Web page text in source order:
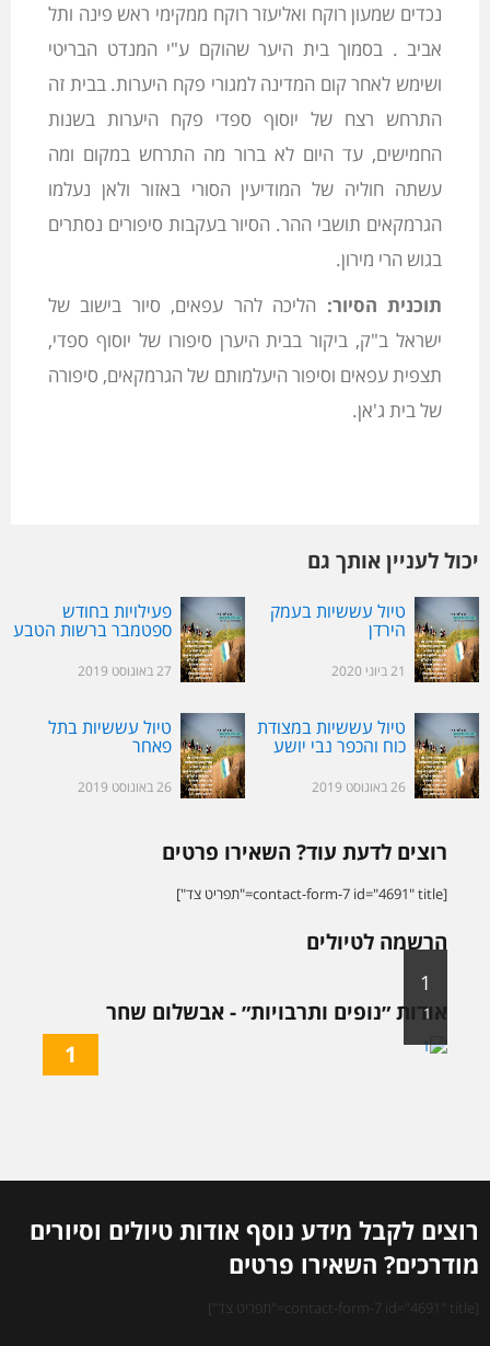
נכדים שמעון רוקח ואליעזר רוקח ממקימי ראש פינה ותל
אביב . בסמוך בית היער שהוקם ע"י המנדט הבריטי
ושימש לאחר קום המדינה למגורי פקח היערות. בבית זה
התרחש רצח של יוסוף ספדי פקח היערות בשנות
החמישים, עד היום לא ברור מה התרחש במקום ומה
עשתה חוליה של המודיעין הסורי באזור ולאן נעלמו
הגרמקאים תושבי ההר. הסיור בעקבות סיפורים נסתרים
בגוש הרי מירון.
תוכנית הסיור: הליכה להר עפאים, סיור בישוב של
ישראל ב"ק, ביקור בבית היערן סיפורו של יוסוף ספדי,
תצפית עפאים וסיפור היעלמותם של הגרמקאים, סיפורה
של בית ג'אן.
יכול לעניין אותך גם
טיול עששיות בעמק
הירדן
21 ביוני 2020
פעילויות בחודש
ספטמבר ברשות הטבע
27 באוגוסט 2019
טיול עששיות במצודת
כוח והכפר נבי יושע
26 באוגוסט 2019
טיול עששיות בתל
פאחר
26 באוגוסט 2019
רוצים לדעת עוד? השאירו פרטים
[contact-form-7 id="4691" title="תפריט צד"]
הרשמה לטיולים
אודות ״נופים ותרבויות״ - אבשלום שחר
1
1
1
רוצים לקבל מידע נוסף אודות טיולים וסיורים
מודרכים? השאירו פרטים
[contact-form-7 id="4691" title="תפריט צד"]